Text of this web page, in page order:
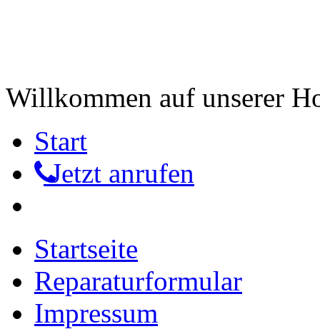
Willkommen auf unserer
Start
Jetzt anrufen
Startseite
Reparaturformular
Impressum